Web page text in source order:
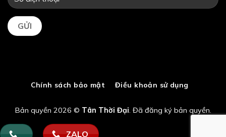
Chính sách bảo mật Điều khoản sử dụng
Bản quyền 2026 © Tân Thời Đại. Đã đăng ký bản quyền.
ZALO